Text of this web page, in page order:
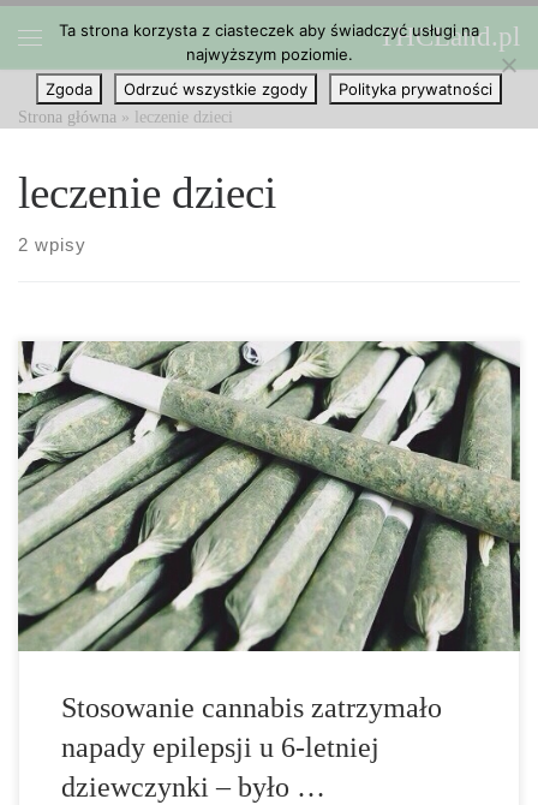
Przejdź do treści THCLand.pl
Strona główna » leczenie dzieci
leczenie dzieci
2 wpisy
To, co kiedyś było przedstawiane jako niezdrowe, niebezpieczne i
destrukcyjne lekarstwo jest obecnie uważane za cud leczniczy
natury. Setki badań udowodniły skuteczność medycznej
marihuany, a kolejne historie ukazują ludzi, którzy naprawdę
otrzymali niesamowite rezultaty w wyniku stosowania jej. My
wspominamy […]
Stosowanie cannabis zatrzymało
napady epilepsji u 6-letniej
dziewczynki – było …
Ta strona korzysta z ciasteczek aby świadczyć usługi na
najwyższym poziomie.
Zgoda
Odrzuć wszystkie zgody Polityka prywatności